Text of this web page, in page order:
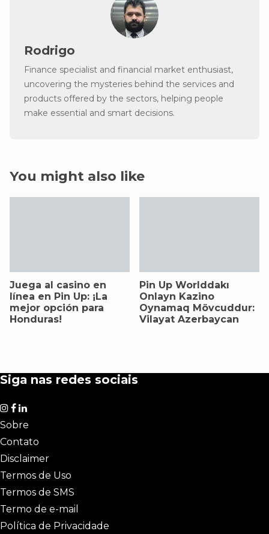
Rodrigo
Finance specialist and financial market enthusiast,
uncovering the mysteries behind the services and
products offered by the sectors, helping people
make essential and smart decisions.
You might also like
Juega al casino en
línea en Pin Up: ¡La
mejor opción para
Honduras!
Pin Up Worlddakı
Onlayn Kazino
Oynamaq Mövcuddur:
Vilayat Azerbaycan
Siga nas redes sociais
Sobre
Contato
Disclaimer
Termos de Uso
Termos de SMS
Termo de e-mail
Política de Privacidade